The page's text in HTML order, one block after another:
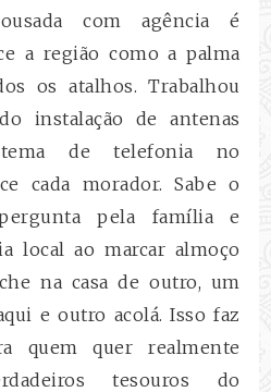
com agência é
a região como a palma
os atalhos. Trabalhou
instalação de antenas
de telefonia no
cada morador. Sabe o
pela família e
local ao marcar almoço
na casa de outro, um
e outro acolá. Isso faz
quem quer realmente
tesouros do